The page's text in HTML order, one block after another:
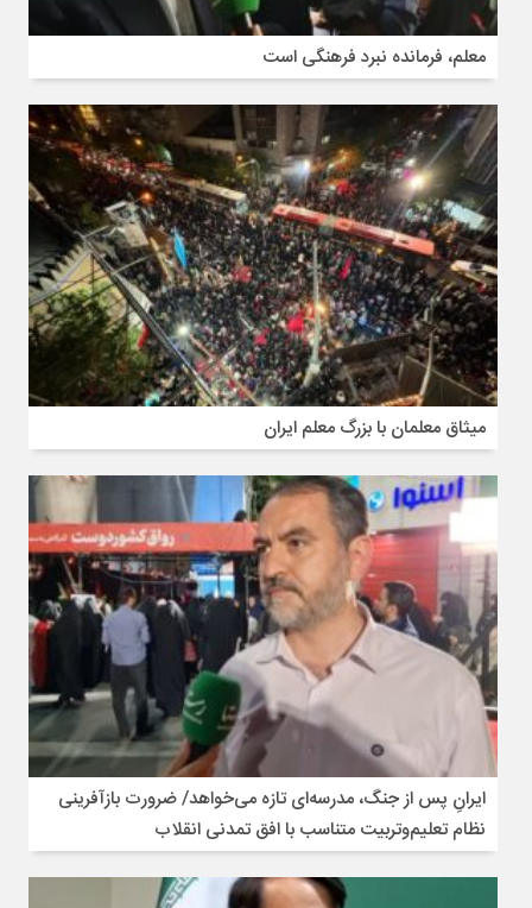
معلم، فرمانده نبرد فرهنگی است
میثاق معلمان با بزرگ معلم ایران
ایرانِ پس از جنگ، مدرسه‌ای تازه می‌خواهد/ ضرورت بازآفرینی
نظام تعلیم‌وتربیت متناسب با افق تمدنی انقلاب